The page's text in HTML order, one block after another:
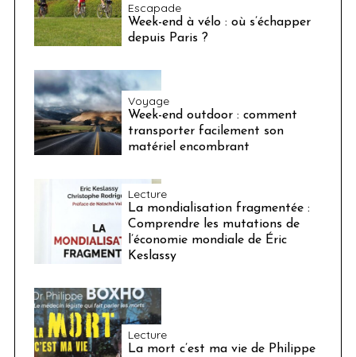
Escapade
Week-end à vélo : où s’échapper
depuis Paris ?
Voyage
Week-end outdoor : comment
transporter facilement son
matériel encombrant
Lecture
La mondialisation fragmentée :
Comprendre les mutations de
l’économie mondiale de Éric
Keslassy
Lecture
La mort c’est ma vie de Philippe